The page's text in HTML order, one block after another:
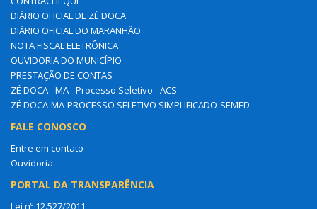
DIÁRIO OFICIAL DE ZÉ DOCA
DIÁRIO OFICIAL DO MARANHÃO
NOTA FISCAL ELETRÔNICA
OUVIDORIA DO MUNICÍPIO
PRESTAÇÃO DE CONTAS
ZÉ DOCA - MA - Processo Seletivo - ACS
ZÉ DOCA-MA-PROCESSO SELETIVO SIMPLIFICADO-SEMED
FALE CONOSCO
Entre em contato
Ouvidoria
PORTAL DA TRANSPARÊNCIA
Lei nº 12.527/2011